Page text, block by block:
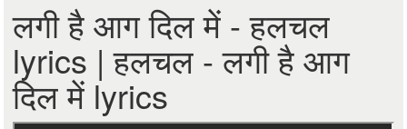
लगी है आग दिल में - हलचल
lyrics | हलचल - लगी है आग
दिल में lyrics